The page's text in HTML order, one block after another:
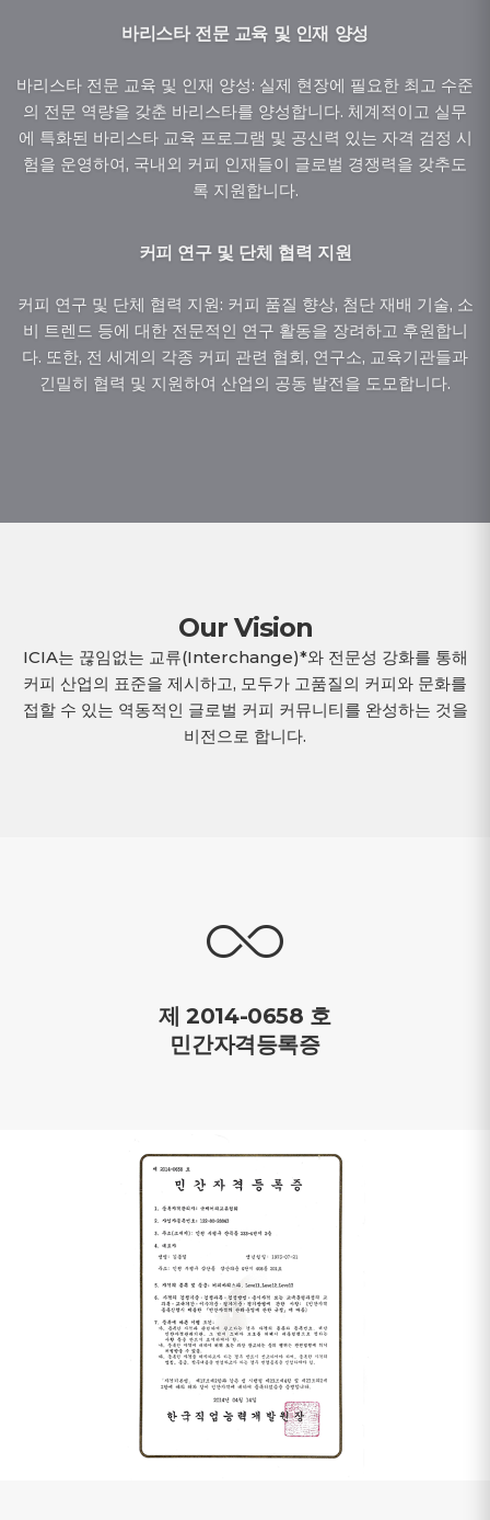
바리스타 전문 교육 및 인재 양성
바리스타 전문 교육 및 인재 양성: 실제 현장에 필요한 최고 수준
의 전문 역량을 갖춘 바리스타를 양성합니다. 체계적이고 실무
에 특화된 바리스타 교육 프로그램 및 공신력 있는 자격 검정 시
험을 운영하여, 국내외 커피 인재들이 글로벌 경쟁력을 갖추도
록 지원합니다.
커피 연구 및 단체 협력 지원
커피 연구 및 단체 협력 지원: 커피 품질 향상, 첨단 재배 기술, 소
비 트렌드 등에 대한 전문적인 연구 활동을 장려하고 후원합니
다. 또한, 전 세계의 각종 커피 관련 협회, 연구소, 교육기관들과
긴밀히 협력 및 지원하여 산업의 공동 발전을 도모합니다.
Our Vision
ICIA는 끊임없는 교류(Interchange)*와 전문성 강화를 통해
커피 산업의 표준을 제시하고, 모두가 고품질의 커피와 문화를
접할 수 있는 역동적인 글로벌 커피 커뮤니티를 완성하는 것을
비전으로 합니다.
제 2014-0658 호
민간자격등록증